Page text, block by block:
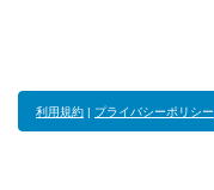
利用規約 | プライバシーポリシー